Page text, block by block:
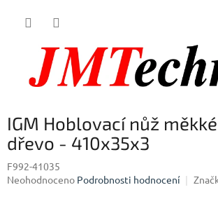
IGM Hoblovací nůž
dřevo - 410x35x3
F992-41035
Průměrné
Neohodnoceno Podrobnosti hodnocení